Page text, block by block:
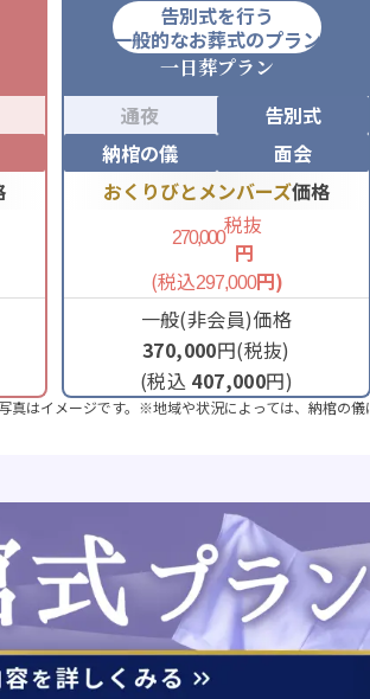
告別式を行う
一般的なお葬式のプラン
一日葬プラン
通夜
告別式
納棺の儀
面会
おくりびとメンバーズ価格
270,000税抜
円
(税込297,000円)
一般(非会員)価格
370,000円(税抜)
(税込 407,000円)
イメージです。※地域や状況によっては、納棺の儀